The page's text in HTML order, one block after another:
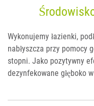
Wykonujemy łazienki,
nabłyszcza przy pomocy
stopni. Jako pozytywny
dezynfekowane głęboko